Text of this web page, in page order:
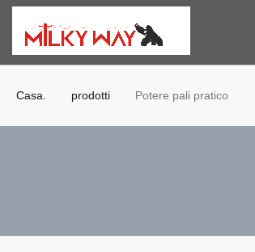
Casa. prodotti Potere pali pratico